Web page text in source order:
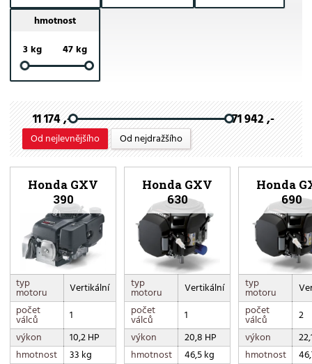
hmotnost
3 kg
47 kg
11 174 ,- 71 942 ,-
Od nejlevnějšího Od nejdražšího
Honda GXV
390
typ
motoru
Vertikální
počet
válců
1
výkon
10,2 HP
hmotnost
33 kg
Honda GXV
630
typ
motoru
Vertikální
počet
válců
1
výkon
20,8 HP
hmotnost
46,5 kg
Honda
690
typ
motoru
počet
válců
2
výkon
hmotnost